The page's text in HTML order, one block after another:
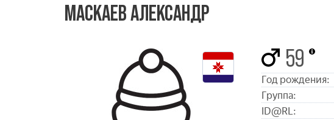
МАСКАЕВ АЛЕКСАНДР
59
Год рождения:
Группа:
ID@RL: